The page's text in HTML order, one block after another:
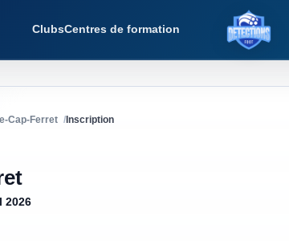
ClubsCentres de formation
Cap-Ferret Inscription
2026